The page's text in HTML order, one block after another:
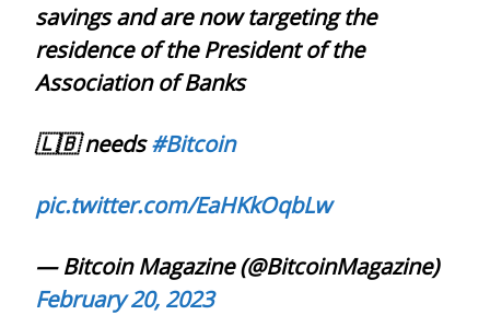
savings and are now targeting the
residence of the President of the
Association of Banks
🇱🇧 needs#Bitcoin
pic.twitter.com/EaHKkOqbLw
— Bitcoin Magazine (@BitcoinMagazine)
February 20, 2023